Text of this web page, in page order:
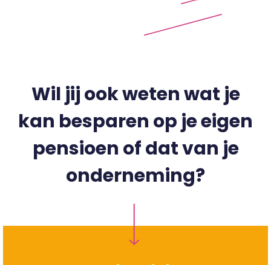
Wil jij ook weten wat je
kan besparen op je eigen
pensioen of dat van je
onderneming?